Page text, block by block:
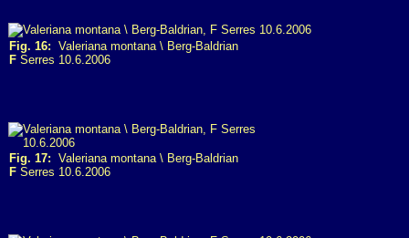
Fig. 16: Valeriana montana \ Berg-Baldrian
F Serres 10.6.2006
Fig. 17: Valeriana montana \ Berg-Baldrian
F Serres 10.6.2006